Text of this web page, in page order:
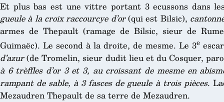
Et plus bas est une vittre portant 3 ecussons dans
gueule à la croix raccourcye d’or(qui est Bilsic),
armes de Thepault (ramage de Bilsic, sieur de
Guimaëc). Le second à la droite, de mesme. Le 3e
d’azur(de Tromelin, sieur dudit lieu et du Cosquer,
à 6 trèffles d’or 3 et 3, au croissant de mesme en
rampant de sable, à 3 fasces de gueule à trois pièces.
Mezaudren Thepault de sa terre de Mezaudren.